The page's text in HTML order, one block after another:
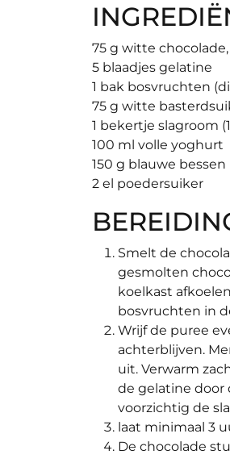
75 g witte
5 blaadjes gelatine
1 bak bosvruchten
75 g witte
1 bekertje slagroom
100 ml volle yoghurt
150 g blauwe bessen
2 el poedersuiker
Smelt de
gesmolten
koelkast
bosvruchten in
Wrijf de puree
achterblijven.
uit. Verwarm
de gelatine door
voorzichtig de
laat minimaal 3
De chocolade